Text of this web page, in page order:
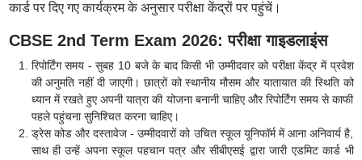
कार्ड पर दिए गए कार्यक्रम के अनुसार परीक्षा केंद्रों पर पहुंचें।
CBSE 2nd Term Exam 2026: परीक्षा गाइडलाइंस
रिपोर्टिंग समय - सुबह 10 बजे के बाद किसी भी उम्मीदवार को परीक्षा केंद्र में प्रवेश
की अनुमति नहीं दी जाएगी। छात्रों को स्थानीय मौसम और यातायात की स्थिति को
ध्यान में रखते हुए अपनी यात्रा की योजना बनानी चाहिए और रिपोर्टिंग समय से काफी
पहले पहुंचना सुनिश्चित करना चाहिए।
ड्रेस कोड और दस्तावेज - उम्मीदवारों को उचित स्कूल यूनिफॉर्म में आना अनिवार्य है,
साथ ही उन्हें अपना स्कूल पहचान पत्र और सीबीएसई द्वारा जारी एडमिट कार्ड भी